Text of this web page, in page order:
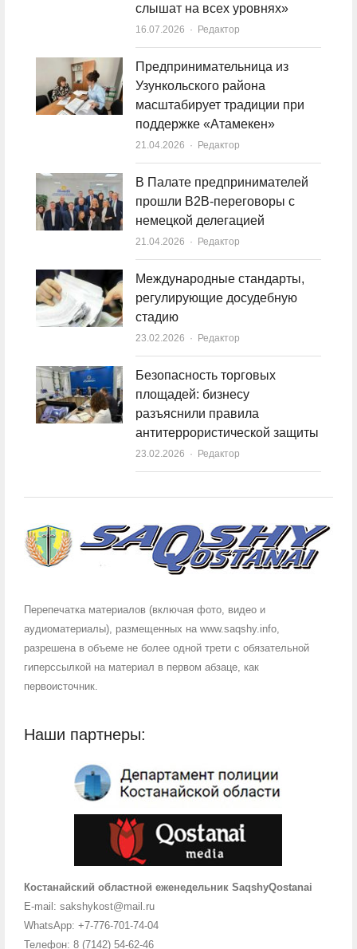
слышат на всех уровнях»
16.07.2026 Author
Редактор
Предпринимательница из
Узункольского района
масштабирует традиции при
поддержке «Атамекен»
21.04.2026 Author
Редактор
В Палате предпринимателей
прошли B2B-переговоры с
немецкой делегацией
21.04.2026 Author
Редактор
Международные стандарты,
регулирующие досудебную
стадию
23.02.2026 Author
Редактор
Безопасность торговых
площадей: бизнесу
разъяснили правила
антитеррористической защиты
23.02.2026 Author
Редактор
Перепечатка материалов (включая фото, видео и
аудиоматериалы), размещенных на www.saqshy.info,
разрешена в объеме не более одной трети с обязательной
гиперссылкой на материал в первом абзаце, как
первоисточник.
Наши партнеры:
Костанайский областной еженедельник SaqshyQostanai
E-mail: sakshykost@mail.ru
WhatsApp: +7-776-701-74-04
Телефон: 8 (7142) 54-62-46